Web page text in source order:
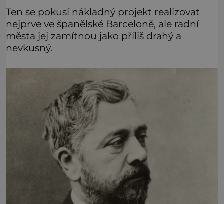
Ten se pokusí nákladný projekt realizovat
nejprve ve španělské Barceloně, ale radní
města jej zamítnou jako příliš drahý a
nevkusný.